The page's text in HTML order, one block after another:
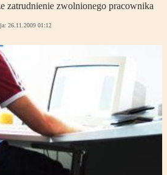
zatrudnienie zwolnionego pracownika
26.11.2009 01:12